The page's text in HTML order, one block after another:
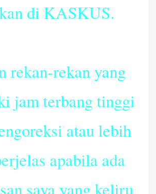
di KASKUS.
rekan-rekan yang
jam terbang tinggi
atau lebih
apabila ada
saya yang keliru